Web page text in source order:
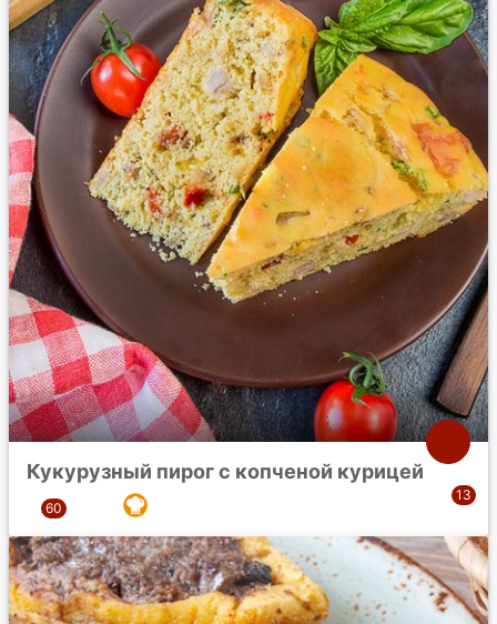
Кукурузный пирог с копченой курицей